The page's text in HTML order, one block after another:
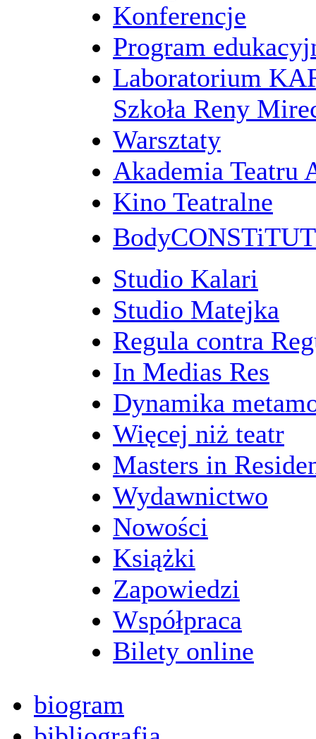
Konferencje
Program
Laboratorium
Szkoła Reny
Warsztaty
Akademia Teatru
Kino Teatralne
Studio Kalari
Studio Matejka
Regula contra
In Medias Res
Dynamika
Więcej niż teatr
Masters in
Wydawnictwo
Nowości
Książki
Zapowiedzi
Współpraca
Bilety online
biogram